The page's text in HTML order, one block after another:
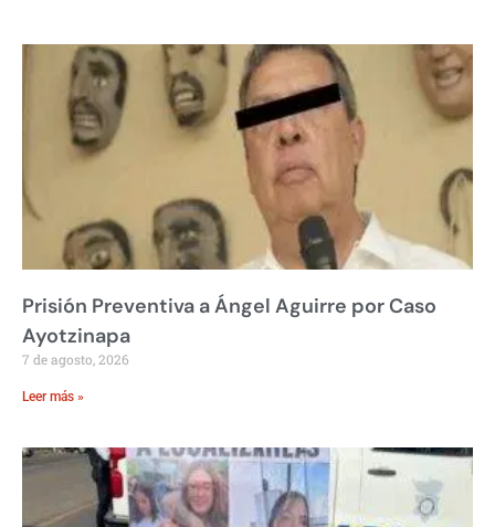
Prisión Preventiva a Ángel Aguirre por Caso
Ayotzinapa
7 de agosto, 2026
Leer más »